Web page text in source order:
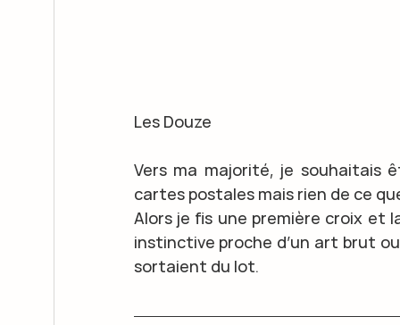
Les Douze
Vers ma majorité, je souhaitais
cartes postales mais rien de ce
Alors je fis une première croix et
instinctive proche d’un art brut
sortaient du lot.